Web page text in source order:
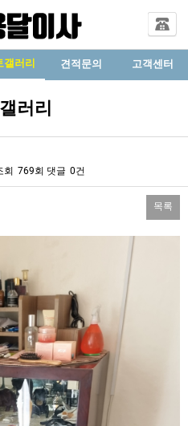
갤러리 견적문의 고객센터
러리
회 769회 댓글 0건
목록